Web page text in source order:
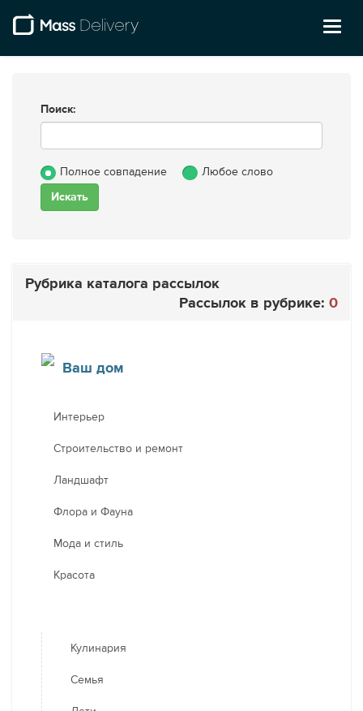
Поиск:
Полное совпадение Любое слово
Рубрика каталога рассылок
Рассылок в рубрике: 0
Ваш дом
Интерьер
Строительство и ремонт
Ландшафт
Флора и Фауна
Мода и стиль
Красота
Кулинария
Семья